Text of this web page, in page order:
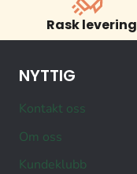
Rask levering
NYTTIG
Kontakt oss
Om oss
Kundeklubb